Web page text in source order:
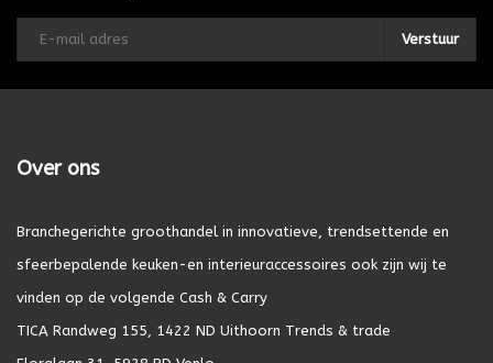
Verstuur
Over ons
Branchegerichte groothandel in innovatieve, trendsettende en
sfeerbepalende keuken-en interieuraccessoires ook zijn wij te
vinden op de volgende Cash & Carry
TICA Randweg 155, 1422 ND Uithoorn Trends & trade